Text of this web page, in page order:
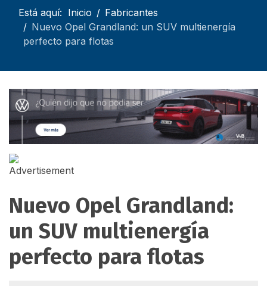
Está aquí: Inicio
Fabricantes
Nuevo Opel Grandland: un SUV multienergía
perfecto para flotas
Nuevo Opel Grandland:
un SUV multienergía
perfecto para flotas